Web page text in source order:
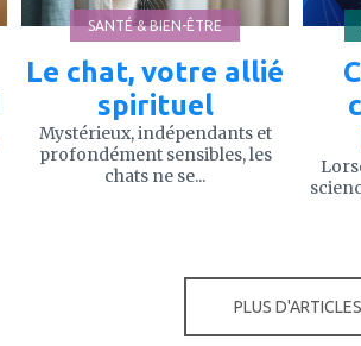
SANTÉ & BIEN-ÊTRE
Le chat, votre allié
spirituel
Mystérieux, indépendants et
profondément sensibles, les
chats ne se...
PLUS D'ARTICLES